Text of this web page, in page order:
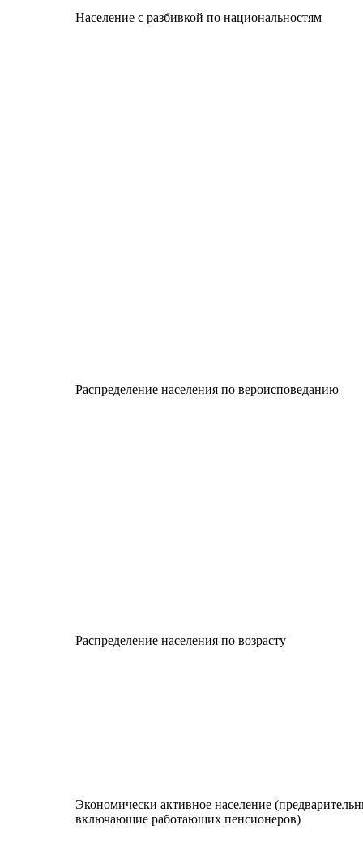
Население с разбивкой по национальностям
Распределение населения по вероисповеданию
Распределение населения по возрасту
Экономически активное население
включающие работающих пенсионеров)